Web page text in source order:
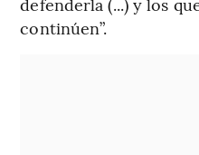
continúen”.